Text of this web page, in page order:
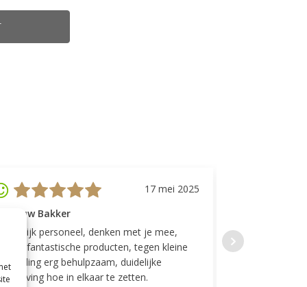
17 mei 2025
Bakker
personeel, denken met je mee,
fantastische producten, tegen kleine
erg behulpzaam, duidelijke
hoe in elkaar te zetten.
Top geregeld!
indelingen die